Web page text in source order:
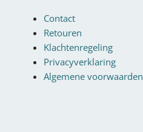
Contact
Retouren
Klachtenregeling
Privacyverklaring
Algemene voorwaarden